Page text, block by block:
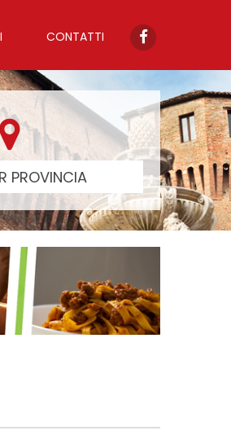
CONTATTI
PROVINCIA